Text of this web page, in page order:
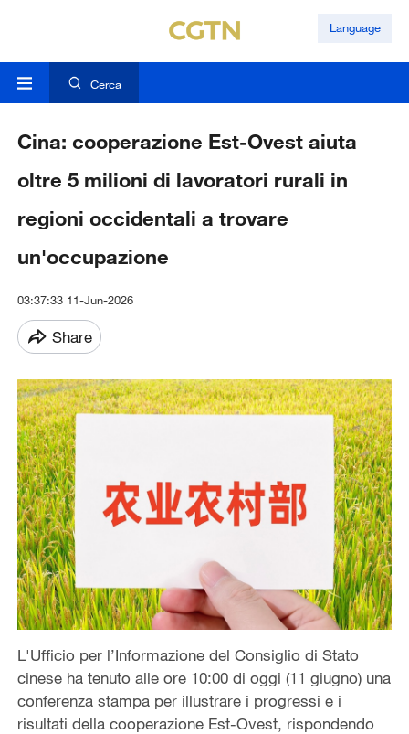
Language
Cerca
Cina: cooperazione Est-Ovest aiuta
oltre 5 milioni di lavoratori rurali in
regioni occidentali a trovare
un'occupazione
03:37:33 11-Jun-2026
Share
L'Ufficio per l’Informazione del Consiglio di Stato
cinese ha tenuto alle ore 10:00 di oggi (11 giugno) una
conferenza stampa per illustrare i progressi e i
risultati della cooperazione Est-Ovest, rispondendo